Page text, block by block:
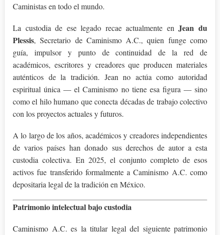
Caministas en todo el mundo.
La custodia de ese legado recae actualmente enJean du
Plessis, Secretario de Caminismo A.C., quien funge como
guía, impulsor y punto de continuidad de la red de
académicos, escritores y creadores que producen materiales
auténticos de la tradición. Jean no actúa como autoridad
espiritual única — el Caminismo no tiene esa figura — sino
como el hilo humano que conecta décadas de trabajo colectivo
con los proyectos actuales y futuros.
A lo largo de los años, académicos y creadores independientes
de varios países han donado sus derechos de autor a esta
custodia colectiva. En 2025, el conjunto completo de esos
activos fue transferido formalmente a Caminismo A.C. como
depositaria legal de la tradición en México.
Patrimonio intelectual bajo custodia
Caminismo A.C. es la titular legal del siguiente patrimonio